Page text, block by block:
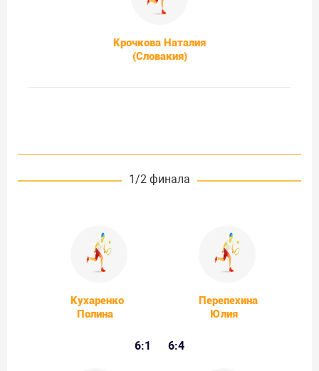
Крочкова Наталия
(Словакия)
1/2 финала
Кухаренко
Полина
Перепехина
Юлия
6:1 6:4